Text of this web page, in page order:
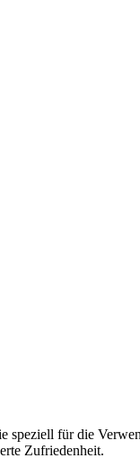
speziell für die
Zufriedenheit.